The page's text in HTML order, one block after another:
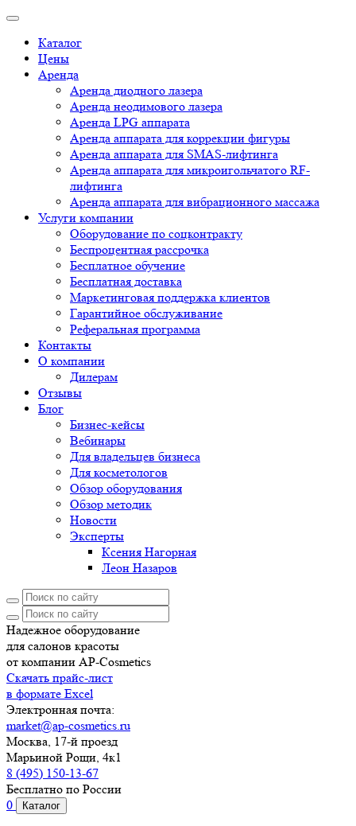
Каталог
Цены
Аренда
Аренда диодного лазера
Аренда неодимового лазера
Аренда LPG аппарата
Аренда аппарата для коррекции фигуры
Аренда аппарата для SMAS-лифтинга
Аренда аппарата для микроигольчатого RF-
лифтинга
Аренда аппарата для вибрационного массажа
Услуги компании
Оборудование по соцконтракту
Беспроцентная рассрочка
Бесплатное обучение
Бесплатная доставка
Маркетинговая поддержка клиентов
Гарантийное обслуживание
Реферальная программа
Контакты
О компании
Дилерам
Отзывы
Блог
Бизнес-кейсы
Вебинары
Для владельцев бизнеса
Для косметологов
Обзор оборудования
Обзор методик
Новости
Эксперты
Ксения Нагорная
Леон Назаров
Надежное оборудование
для салонов красоты
от компании AP-Cosmetics
Скачать прайс-лист
в формате Excel
Электронная почта:
market@ap-cosmetics.ru
Москва, 17-й проезд
Марьиной Рощи, 4к1
8 (495) 150-13-67
Бесплатно по России
0
Каталог